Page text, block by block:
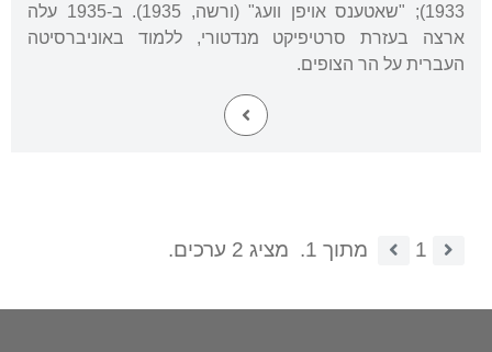
1933); "שאטענס אויפן וועג" (ורשה, 1935). ב-1935 עלה
ארצה בעזרת סרטיפיקט מנדטורי, ללמוד באוניברסיטה
העברית על הר הצופים.
1 מתוך 1. מציג 2 ערכים.